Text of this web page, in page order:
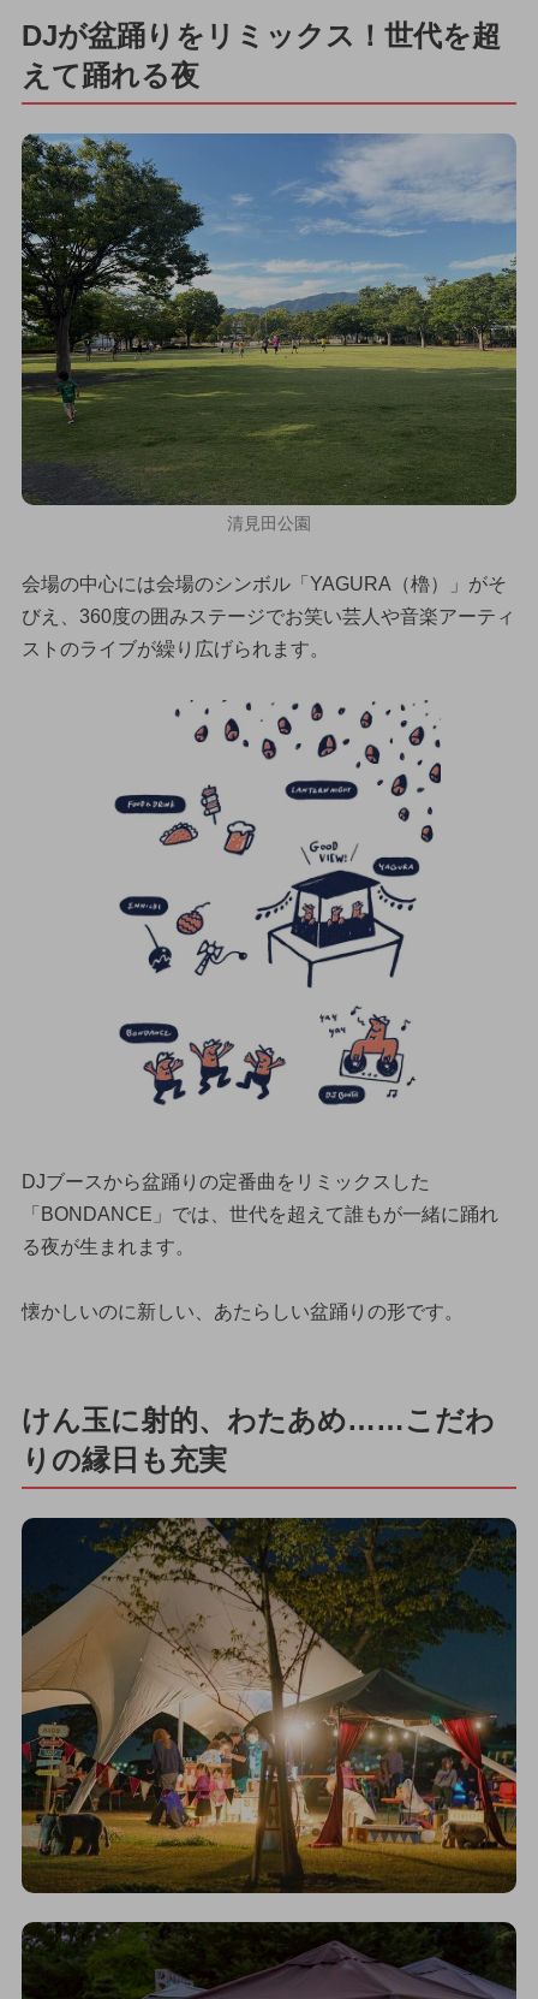
DJが盆踊りをリミックス！世代を超
えて踊れる夜
清見田公園
会場の中心には会場のシンボル「YAGURA（櫓）」がそ
びえ、360度の囲みステージでお笑い芸人や音楽アーティ
ストのライブが繰り広げられます。
DJブースから盆踊りの定番曲をリミックスした
「BONDANCE」では、世代を超えて誰もが一緒に踊れ
る夜が生まれます。
懐かしいのに新しい、あたらしい盆踊りの形です。
けん玉に射的、わたあめ……こだわ
りの縁日も充実